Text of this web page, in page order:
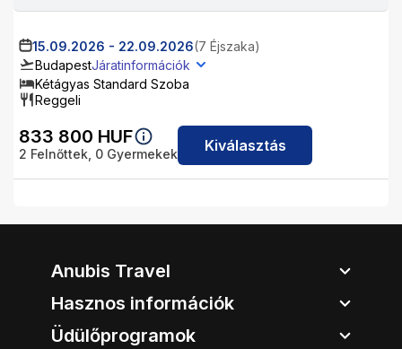
15.09.2026 - 22.09.2026(7 Éjszaka)
BudapestJáratinformációk
Kétágyas Standard Szoba
Reggeli
833 800 HUF
2 Felnőttek, 0 Gyermekek Kiválasztás
Anubis Travel
Hasznos információk
Üdülőprogramok